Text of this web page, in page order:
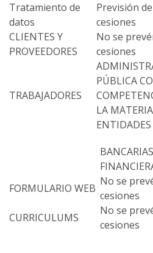
Tratamiento de
datos
Previsión de
cesiones
CLIENTES Y
PROVEEDORES
No se
cesiones
TRABAJADORES
PÚBLICA
LA
ENTIDADES
FORMULARIO WEB
No se
cesiones
CURRICULUMS
No se
cesiones